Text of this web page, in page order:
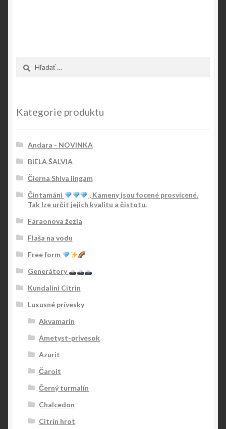
Kategorie produktu
Andara - NOVINKA
BIELA ŠALVIA
Čierna Shiva lingam
Čintamáni
, Kameny jsou focené prosvícené.
Tak lze určit jejich kvalitu a čistotu.
Faraonova žezla
Flaša na vodu
Free form
Generátory
Kundalini Citrin
Luxusné prívesky
Akvamarín
Ametyst-prívesok
Azurit
Čaroit
Černý turmalín
Chalcedon
Citrín hrot